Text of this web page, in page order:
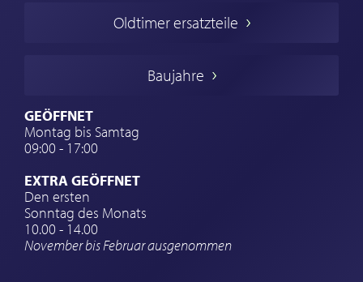
Deutsche Oldtimer
Schwedische Oldtimer
Oldtimer mit h-kennzeichen
Auto Oldtimer Markt
Oldtimer-Versicherung
Oldtimer-Clubs
Oldtimer-Reisen
Oldtimer ersatzteile
Baujahre
GEÖFFNET
Montag bis Samtag
09:00 - 17:00
EXTRA GEÖFFNET
Den ersten
Sonntag des Monats
10.00 - 14.00
November bis Februar ausgenommen